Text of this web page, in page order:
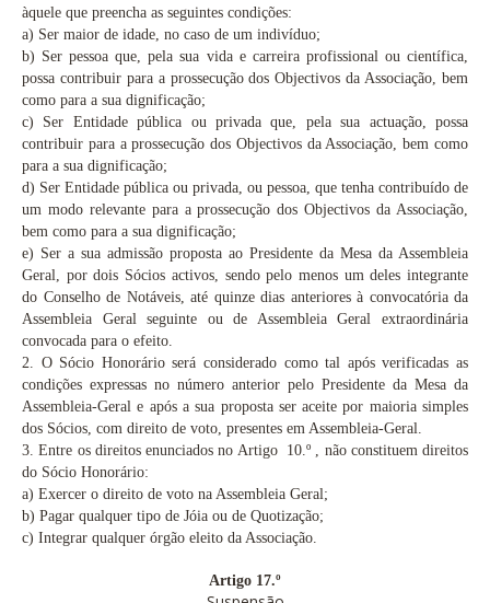
àquele que preencha as seguintes condições:
a) Ser maior de idade, no caso de um indivíduo;
b) Ser pessoa que, pela sua vida e carreira profissional ou científica,
possa contribuir para a prossecução dos Objectivos da Associação, bem
como para a sua dignificação;
c)
Ser Entidade pública ou privada que, pela sua actuação, possa
contribuir para a prossecução dos Objectivos da Associação, bem como
para a sua dignificação;
d) Ser Entidade pública ou privada, ou pessoa, que tenha contribuído de
um modo relevante para a prossecução dos Objectivos da Associação,
bem como para a sua dignificação;
e) Ser a sua admissão proposta ao Presidente da Mesa da Assembleia
Geral, por dois Sócios activos, sendo pelo menos um deles integrante
do Conselho de Notáveis, até quinze dias anteriores à convocatória da
Assembleia Geral seguinte ou de Assembleia Geral extraordinária
convocada para o efeito.
2.
O Sócio Honorário será considerado como tal após verificadas as
condições expressas no número anterior pelo Presidente da Mesa da
Assembleia-Geral e após a sua proposta ser aceite por maioria simples
dos Sócios, com direito de voto, presentes em Assembleia-Geral.
3. Entre os direitos enunciados no Artigo 10.º
, não constituem direitos
do Sócio Honorário:
a) Exercer o direito de voto na Assembleia Geral;
b) Pagar qualquer tipo de Jóia ou de Quotização;
c) Integrar qualquer órgão eleito da Associação.
Artigo 17.º